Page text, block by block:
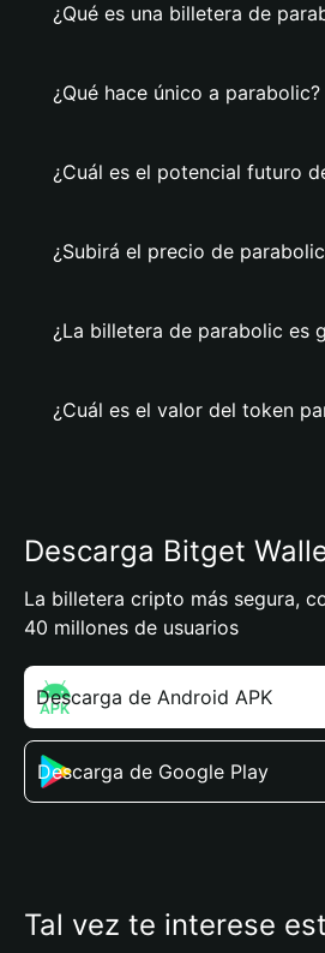
¿Qué es una billetera de
¿Qué hace único a parabolic?
¿Cuál es el potencial futuro
¿Subirá el precio de
¿La billetera de parabolic es
¿Cuál es el valor del token
Descarga Bitget
La billetera cripto más segura,
40 millones de usuarios
Descarga de Android APK
Descarga de Google Play
Tal vez te interese